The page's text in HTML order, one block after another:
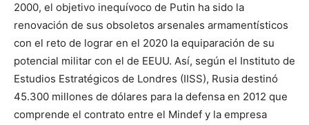
2000, el objetivo inequívoco de Putin ha sido la
renovación de sus obsoletos arsenales armamentísticos
con el reto de lograr en el 2020 la equiparación de su
potencial militar con el de EEUU. Así, según el Instituto de
Estudios Estratégicos de Londres (IISS), Rusia destinó
45.300 millones de dólares para la defensa en 2012 que
comprende el contrato entre el Mindef y la empresa